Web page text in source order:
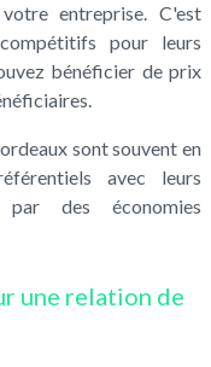
entreprise. C'est
pour leurs
bénéficier de prix
sont souvent en
avec leurs
des économies
une relation de